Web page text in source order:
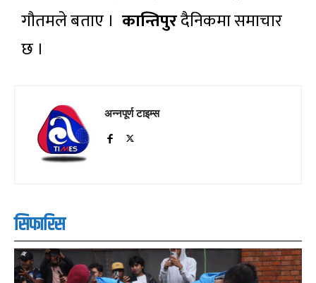
गौतमले बताए । कान्तिपुरदैनिकमा समाचार
छ ।
अन्नपूर्ण टाइम्स
सिफारिस